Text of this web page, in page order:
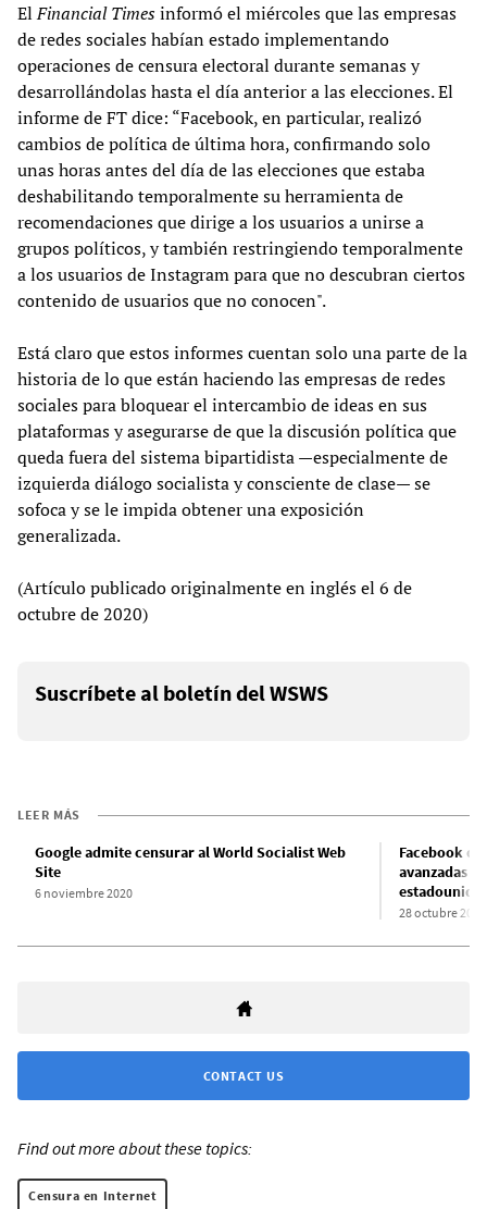
ElFinancial Timesinformó el miércoles que las empresas
de redes sociales habían estado implementando
operaciones de censura electoral durante semanas y
desarrollándolas hasta el día anterior a las elecciones. El
informe de FT dice: “Facebook, en particular, realizó
cambios de política de última hora, confirmando solo
unas horas antes del día de las elecciones que estaba
deshabilitando temporalmente su herramienta de
recomendaciones que dirige a los usuarios a unirse a
grupos políticos, y también restringiendo temporalmente
a los usuarios de Instagram para que no descubran ciertos
contenido de usuarios que no conocen".
Está claro que estos informes cuentan solo una parte de la
historia de lo que están haciendo las empresas de redes
sociales para bloquear el intercambio de ideas en sus
plataformas y asegurarse de que la discusión política que
queda fuera del sistema bipartidista —especialmente de
izquierda diálogo socialista y consciente de clase— se
sofoca y se le impida obtener una exposición
generalizada.
(Artículo publicado originalmente en inglés el 6 de
octubre de 2020)
Suscríbete al boletín del WSWS
LEER MÁS
Google admite censurar al World Socialist Web
Site
6 noviembre 2020
Facebook
avanzadas
28 octubre 2020
CONTACT US
Find out more about these topics:
Censura en Internet